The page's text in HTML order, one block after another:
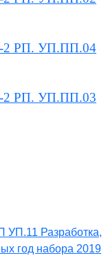
2 РП. УП.ПП.04
2 РП. УП.ПП.03
Разработка,
год набора 2019